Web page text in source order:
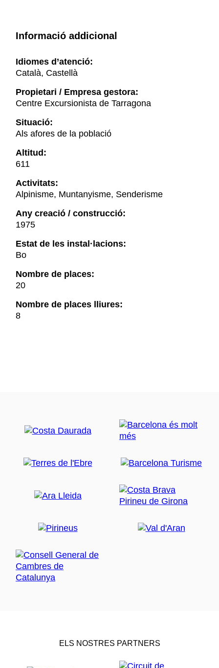
Informació addicional
Idiomes d’atenció:
Català, Castellà
Propietari / Empresa gestora:
Centre Excursionista de Tarragona
Situació:
Als afores de la població
Altitud:
611
Activitats:
Alpinisme, Muntanyisme, Senderisme
Any creació / construcció:
1975
Estat de les instal·lacions:
Bo
Nombre de places:
20
Nombre de places lliures:
8
ELS NOSTRES PARTNERS